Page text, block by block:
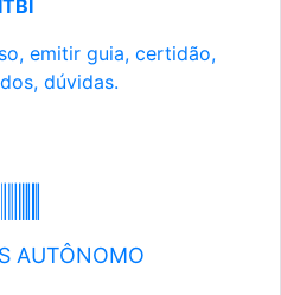
ITBI
emitir guia, certidão,
dúvidas.
AUTÔNOMO